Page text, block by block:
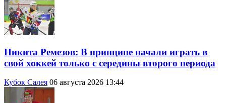
Никита Ремезов: В принципе начали играть в
свой хоккей только с середины второго периода
Кубок Салея 06 августа 2026 13:44